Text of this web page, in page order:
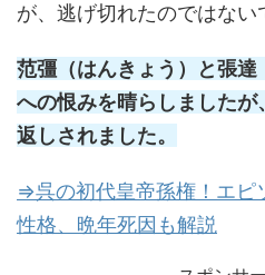
が、逃げ切れたのではない
范彊（はんきょう）と張
への恨みを晴らしました
返しされました。
⇒呉の初代皇帝孫権！エピ
性格、晩年死因も解説